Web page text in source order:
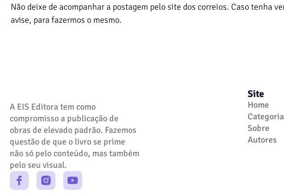
Não deixe de acompanhar a postagem pelo site dos correios. Caso tenha
avise, para fazermos o mesmo.
A EIS Editora tem como
compromisso a publicação de
obras de elevado padrão. Fazemos
questão de que o livro se prime
não só pelo conteúdo, mas também
pelo seu visual.
Site
Home
Sobre
Autores